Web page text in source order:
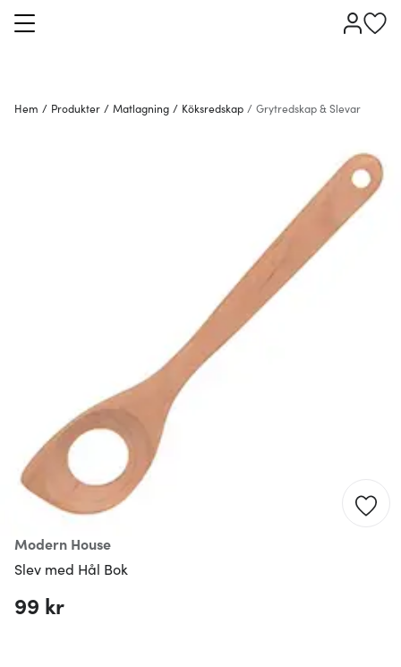
Hem / Produkter / Matlagning / Köksredskap / Grytredskap & Slevar
Modern House
Slev med Hål Bok
99 kr